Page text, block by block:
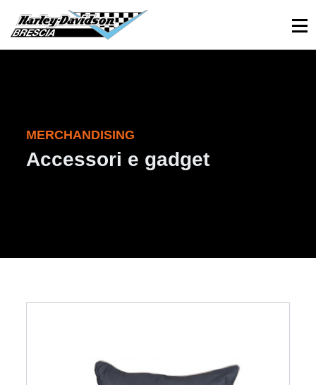
030 3366984 Viale Sant’Eufemia, 26 - Brescia
MERCHANDISING
Accessori e gadget